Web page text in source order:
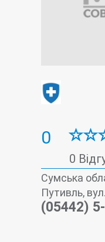
0
0
Сумська
Путивль,
(05442)